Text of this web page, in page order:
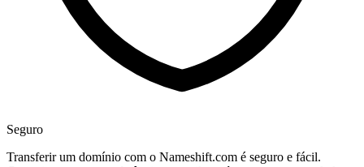
Seguro
Transferir um domínio com o Nameshift.com é seguro e fácil.